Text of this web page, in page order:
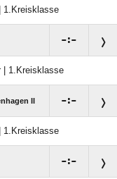
1.Kreisklasse
:
| 1.Kreisklasse
II :
1.Kreisklasse
: